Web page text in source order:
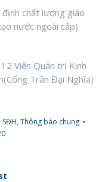
định chất lượng giáo
nước ngoài cấp)
Viện Quản trị Kinh
Trần Đại Nghĩa)
,Thông báo chung